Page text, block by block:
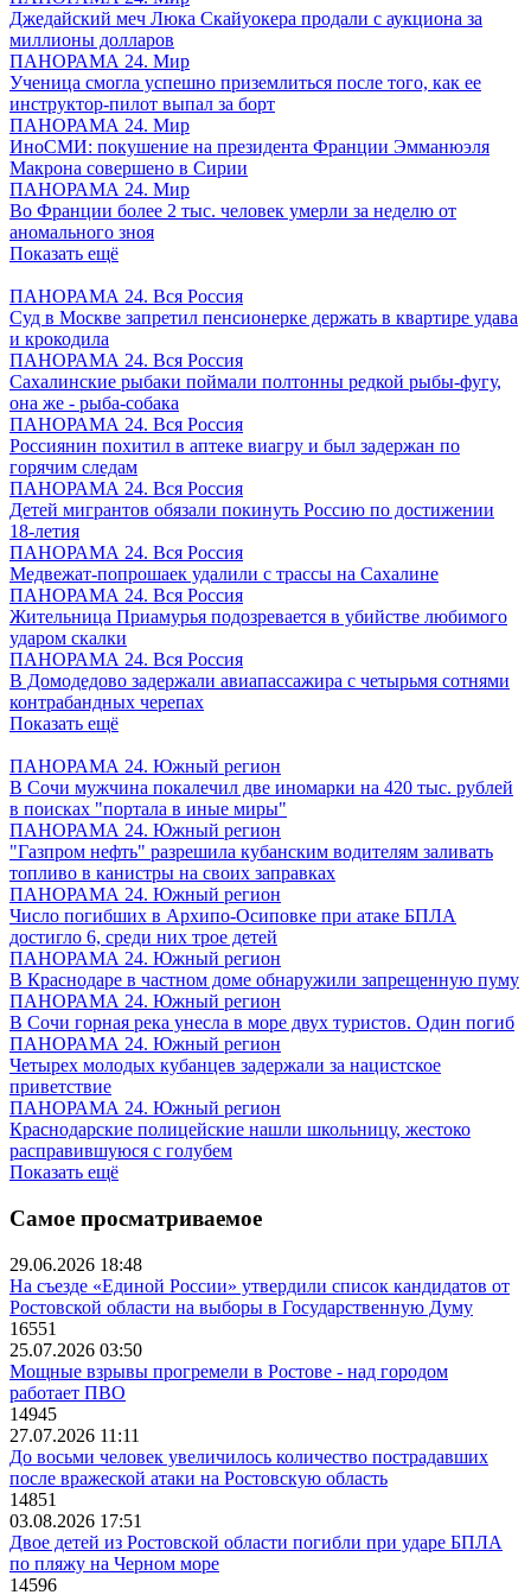
Джедайский меч Люка Скайуокера продали с аукциона за
миллионы долларов
ПАНОРАМА 24. Мир
Ученица смогла успешно приземлиться после того, как ее
инструктор-пилот выпал за борт
ПАНОРАМА 24. Мир
ИноСМИ: покушение на президента Франции Эмманюэля
Макрона совершено в Сирии
ПАНОРАМА 24. Мир
Во Франции более 2 тыс. человек умерли за неделю от
аномального зноя
Показать ещё
ПАНОРАМА 24. Вся Россия
Суд в Москве запретил пенсионерке держать в квартире удава
и крокодила
ПАНОРАМА 24. Вся Россия
Сахалинские рыбаки поймали полтонны редкой рыбы-фугу,
она же - рыба-собака
ПАНОРАМА 24. Вся Россия
Россиянин похитил в аптеке виагру и был задержан по
горячим следам
ПАНОРАМА 24. Вся Россия
Детей мигрантов обязали покинуть Россию по достижении
18-летия
ПАНОРАМА 24. Вся Россия
Медвежат-попрошаек удалили с трассы на Сахалине
ПАНОРАМА 24. Вся Россия
Жительница Приамурья подозревается в убийстве любимого
ударом скалки
ПАНОРАМА 24. Вся Россия
В Домодедово задержали авиапассажира с четырьмя сотнями
контрабандных черепах
Показать ещё
ПАНОРАМА 24. Южный регион
В Сочи мужчина покалечил две иномарки на 420 тыс. рублей
в поисках "портала в иные миры"
ПАНОРАМА 24. Южный регион
"Газпром нефть" разрешила кубанским водителям заливать
топливо в канистры на своих заправках
ПАНОРАМА 24. Южный регион
Число погибших в Архипо-Осиповке при атаке БПЛА
достигло 6, среди них трое детей
ПАНОРАМА 24. Южный регион
В Краснодаре в частном доме обнаружили запрещенную пуму
ПАНОРАМА 24. Южный регион
В Сочи горная река унесла в море двух туристов. Один погиб
ПАНОРАМА 24. Южный регион
Четырех молодых кубанцев задержали за нацистское
приветствие
ПАНОРАМА 24. Южный регион
Краснодарские полицейские нашли школьницу, жестоко
расправившуюся с голубем
Показать ещё
Самое просматриваемое
29.06.2026 18:48
На съезде «Единой России» утвердили список кандидатов от
Ростовской области на выборы в Государственную Думу
16551
25.07.2026 03:50
Мощные взрывы прогремели в Ростове - над городом
работает ПВО
14945
27.07.2026 11:11
До восьми человек увеличилось количество пострадавших
после вражеской атаки на Ростовскую область
14851
03.08.2026 17:51
Двое детей из Ростовской области погибли при ударе БПЛА
по пляжу на Черном море
14596